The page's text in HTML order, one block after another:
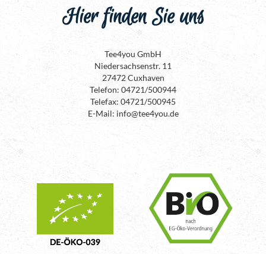
Hier finden Sie uns
Tee4you GmbH
Niedersachsenstr. 11
27472 Cuxhaven
Telefon: 04721/500944
Telefax: 04721/500945
E-Mail: info@tee4you.de